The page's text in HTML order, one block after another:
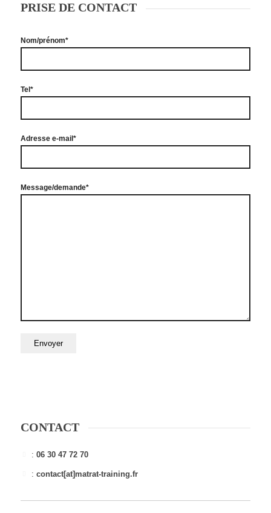
PRISE DE CONTACT
Nom/prénom*
Tel*
Adresse e-mail*
Message/demande*
CONTACT
:06 30 47 72 70
:contact[at]matrat-training.fr